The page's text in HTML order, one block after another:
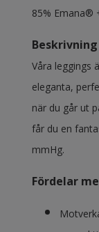
85% Emana®
Beskrivning
Våra leggings
eleganta,
när du går ut
får du en
mmHg.
Fördelar